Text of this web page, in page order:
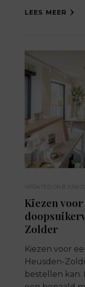
LEES MEER
UPDATED ON 8 JUNI
Kiezen
Zolder​
Kiezen voor
Heusden-
bestellen kan.